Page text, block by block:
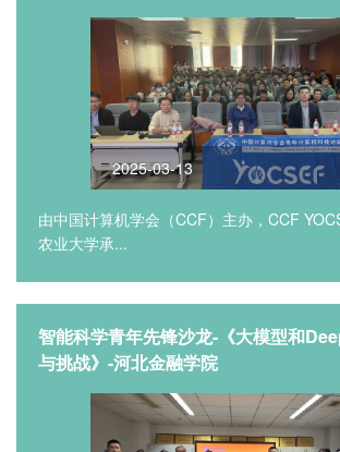
2025-03-13
由中国计算机学会（CCF）主办，CCF
农业大学承...
智能科学青年先锋沙龙-《大模型和
与挑战》-河北金融学院